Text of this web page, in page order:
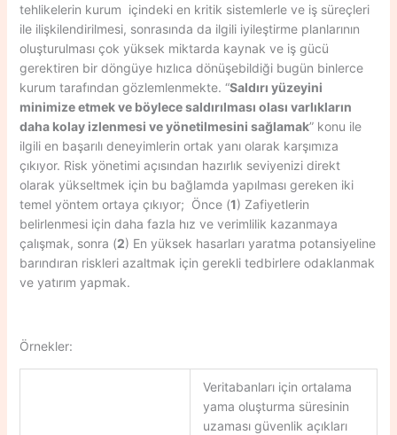
tehlikelerin kurum içindeki en kritik sistemlerle ve iş süreçleri
ile ilişkilendirilmesi, sonrasında da ilgili iyileştirme planlarının
oluşturulması çok yüksek miktarda kaynak ve iş gücü
gerektiren bir döngüye hızlıca dönüşebildiği bugün binlerce
kurum tarafından gözlemlenmekte. “Saldırı yüzeyini
minimize etmek ve böylece saldırılması olası varlıkların
daha kolay izlenmesi ve yönetilmesini sağlamak” konu ile
ilgili en başarılı deneyimlerin ortak yanı olarak karşımıza
çıkıyor. Risk yönetimi açısından hazırlık seviyenizi direkt
olarak yükseltmek için bu bağlamda yapılması gereken iki
temel yöntem ortaya çıkıyor; Önce (1) Zafiyetlerin
belirlenmesi için daha fazla hız ve verimlilik kazanmaya
çalışmak, sonra (2) En yüksek hasarları yaratma potansiyeline
barındıran riskleri azaltmak için gerekli tedbirlere odaklanmak
ve yatırım yapmak.
Örnekler:
Veritabanları için ortalama
yama oluşturma süresinin
uzaması güvenlik açıkları